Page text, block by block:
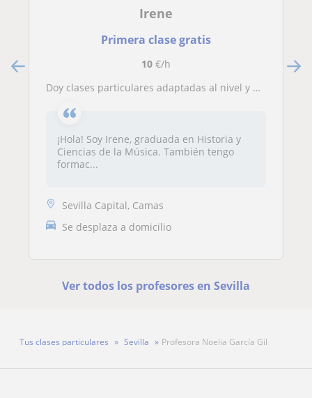
Irene
Primera clase gratis
10€/h
Doy clases particulares adaptadas al nivel y a la disponibilidad de cada alumno
¡Hola! Soy Irene, graduada en Historia y
Ciencias de la Música. También tengo
formac...
Sevilla Capital, Camas
Se desplaza a domicilio
Ver todos los profesores en Sevilla
Tus clases particulares Sevilla Profesora Noelia García Gil